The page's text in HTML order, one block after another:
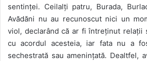
sentinței. Ceilalți patru, Burada,
Avădăni nu au recunoscut nici un
viol, declarând că ar fi întreținut relații
cu acordul acesteia, iar fata nu a
sechestrată sau amenințată. Dealtfel,